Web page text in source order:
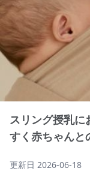
スリング授乳に
すく赤ちゃんと
更新日 2026-06-18